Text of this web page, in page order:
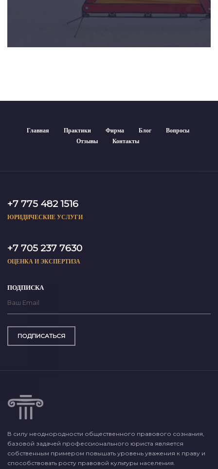
Главная Практики Фирма Блог
Вопросы
Отзывы
Контакты
+7 775 482 1516
ЮРИДИЧЕСКИЕ УСЛУГИ
+7 705 237 7630
ОЦЕНКА И ЭКСПЕРТИЗА
ПОДПИСКА
ПОДПИСАТЬСЯ
В силу неоднородности общественного правового сознания,
базовой задачей профессионального юриста является
собственным примером повышать уровень уважения к праву и
способствовать росту правовой культуры населения.